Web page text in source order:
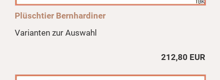
Plüschtier Bernhardiner
Varianten zur Auswahl
212,80 EUR